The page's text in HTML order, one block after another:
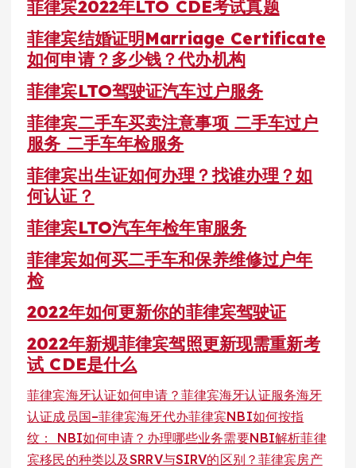
菲律宾2022年LTO CDE考试真题
菲律宾结婚证明Marriage Certificate
如何申请？多少钱？代办机构
菲律宾LTO驾驶证汽车过户服务
菲律宾二手车买卖注意事项 二手车过户
服务 二手车年检服务
菲律宾出生证如何办理？找谁办理？如
何认证？
菲律宾LTO汽车年检年审服务
菲律宾如何买二手车和保养维修过户年
检
2022年如何更新你的菲律宾驾驶证
2022年新规菲律宾驾照更新现需重新考
试 CDE是什么
菲律宾海牙认证如何申请？菲律宾海牙认证服务海牙
认证成员国–菲律宾海牙代办菲律宾NBI如何按指
纹： NBI如何申请？办理哪些业务需要NBI解析菲律
宾移民的种类以及SRRV与SIRV的区别？菲律宾房产